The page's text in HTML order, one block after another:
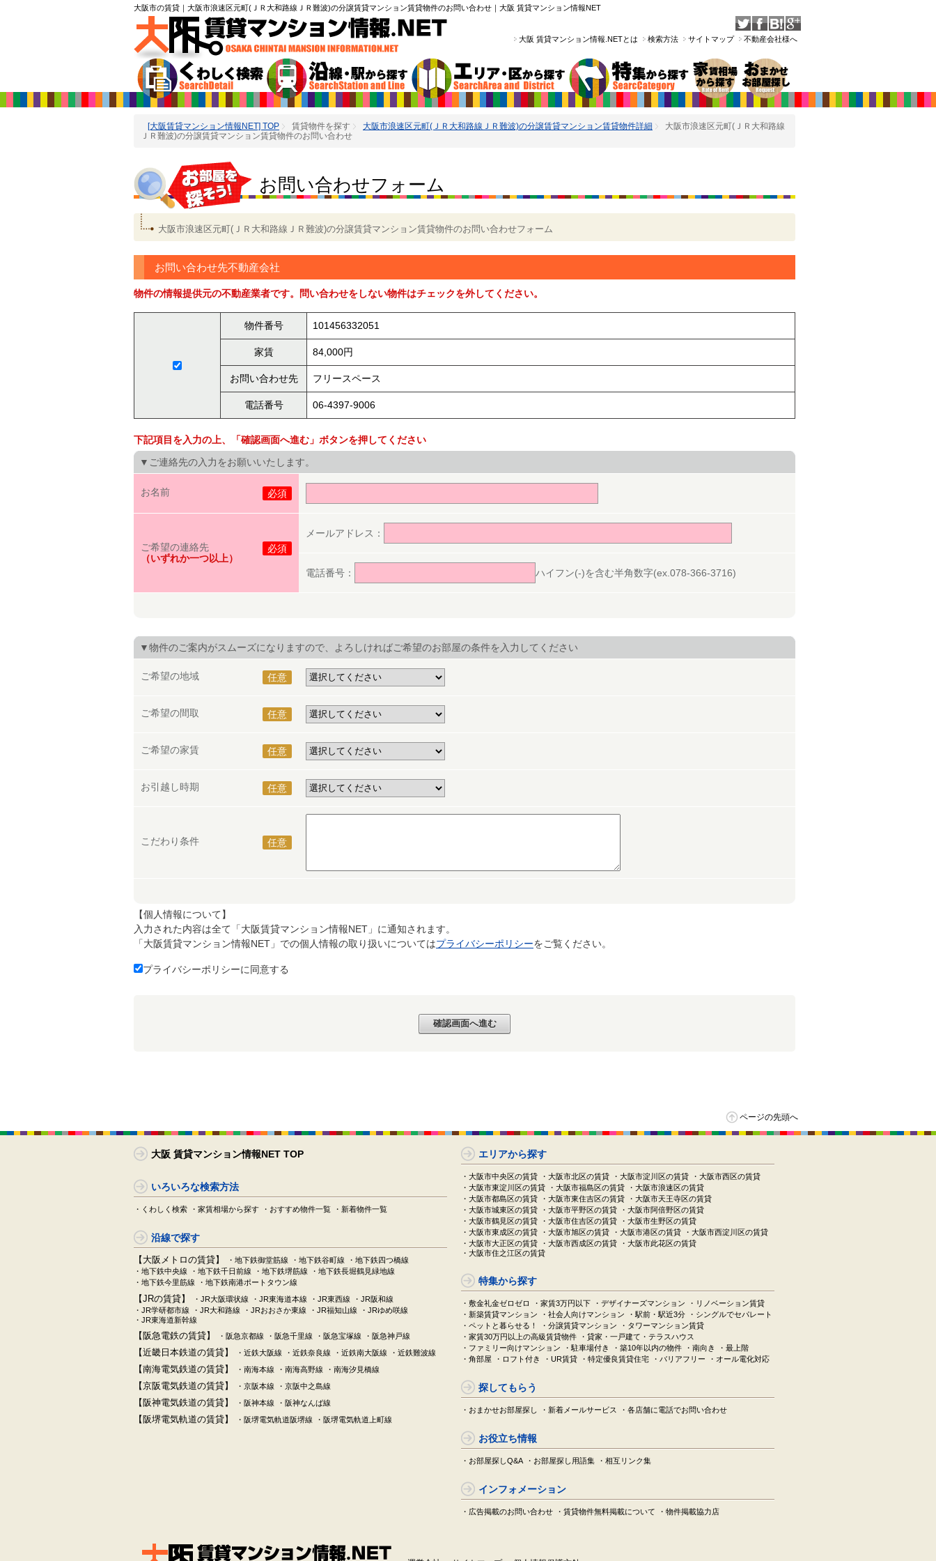
大阪市の賃貸 ｜大阪市浪速区元町(ＪＲ大和路線ＪＲ難波)の分譲賃貸マンション賃貸物件のお問い合わせ｜大阪 賃貸マンション情報NET
大阪 賃貸マンション情報.NETとは 検索方法 サイトマップ 不動産会社様へ
[大阪賃貸マンション情報NET] TOP 賃貸物件を探す 大阪市浪速区元町(ＪＲ大和路線ＪＲ難波)の分譲賃貸マンション賃貸物件詳細
大阪市浪速区元町(ＪＲ大和路線
ＪＲ難波)の分譲賃貸マンション賃貸物件のお問い合わせ
お問い合わせフォーム
大阪市浪速区元町(ＪＲ大和路線ＪＲ難波)の分譲賃貸マンション賃貸物件のお問い合わせフォーム
お問い合わせ先不動産会社
物件の情報提供元の不動産業者です。問い合わせをしない物件はチェックを外してください。
物件番号 101456332051
家賃 84,000円
お問い合わせ先 フリースペース
電話番号 06-4397-9006
下記項目を入力の上、「確認画面へ進む」ボタンを押してください
▼ご連絡先の入力をお願いいたします。
お名前 必須
ご希望の連絡先
必須
（いずれか一つ以上）
メールアドレス：
電話番号： ハイフン(-)を含む半角数字(ex.078-366-3716)
▼物件のご案内がスムーズになりますので、よろしければご希望のお部屋の条件を入力してください
ご希望の地域 任意
ご希望の間取 任意
ご希望の家賃 任意
お引越し時期 任意
こだわり条件 任意
【個人情報について】
入力された内容は全て「大阪賃貸マンション情報NET」に通知されます。
「大阪賃貸マンション情報NET」での個人情報の取り扱いについてはプライバシーポリシーをご覧ください。
プライバシーポリシーに同意する
ページの先頭へ
大阪 賃貸マンション情報NET TOP
いろいろな検索方法
・くわしく検索 ・家賃相場から探す ・おすすめ物件一覧 ・新着物件一覧
沿線で探す
【大阪メトロの賃貸】 ・地下鉄御堂筋線 ・地下鉄谷町線
・地下鉄四つ橋線
・地下鉄中央線
・地下鉄千日前線 ・地下鉄堺筋線
・地下鉄長堀鶴見緑地線
・地下鉄今里筋線
・地下鉄南港ポートタウン線
【JRの賃貸】 ・JR大阪環状線 ・JR東海道本線 ・JR東西線
・JR阪和線
・JR学研都市線
・JR大和路線 ・JRおおさか東線 ・JR福知山線
・JRゆめ咲線
・JR東海道新幹線
【阪急電鉄の賃貸】 ・阪急京都線 ・阪急千里線 ・阪急宝塚線 ・阪急神戸線
【近畿日本鉄道の賃貸】 ・近鉄大阪線 ・近鉄奈良線 ・近鉄南大阪線 ・近鉄難波線
【南海電気鉄道の賃貸】 ・南海本線 ・南海高野線 ・南海汐見橋線
【京阪電気鉄道の賃貸】 ・京阪本線 ・京阪中之島線
【阪神電気鉄道の賃貸】 ・阪神本線 ・阪神なんば線
【阪堺電気軌道の賃貸】 ・阪堺電気軌道阪堺線 ・阪堺電気軌道上町線
エリアから探す
・大阪市中央区の賃貸 ・大阪市北区の賃貸 ・大阪市淀川区の賃貸
・大阪市西区の賃貸
・大阪市東淀川区の賃貸
・大阪市福島区の賃貸
・大阪市浪速区の賃貸
・大阪市都島区の賃貸
・大阪市東住吉区の賃貸
・大阪市天王寺区の賃貸
・大阪市城東区の賃貸
・大阪市平野区の賃貸
・大阪市阿倍野区の賃貸
・大阪市鶴見区の賃貸
・大阪市住吉区の賃貸
・大阪市生野区の賃貸
・大阪市東成区の賃貸
・大阪市旭区の賃貸 ・大阪市港区の賃貸
・大阪市西淀川区の賃貸
・大阪市大正区の賃貸
・大阪市西成区の賃貸
・大阪市此花区の賃貸
・大阪市住之江区の賃貸
特集から探す
・敷金礼金ゼロゼロ ・家賃3万円以下 ・デザイナーズマンション
・リノベーション賃貸
・新築賃貸マンション
・社会人向けマンション ・駅前・駅近3分
・シングルでセパレート
・ペットと暮らせる！
・分譲賃貸マンション
・タワーマンション賃貸
・家賃30万円以上の高級賃貸物件
・貸家・一戸建て・テラスハウス
・ファミリー向けマンション
・駐車場付き ・築10年以内の物件 ・南向き
・最上階
・角部屋
・ロフト付き ・UR賃貸 ・特定優良賃貸住宅 ・バリアフリー ・オール電化対応
探してもらう
・おまかせお部屋探し ・新着メールサービス ・各店舗に電話でお問い合わせ
お役立ち情報
・お部屋探しQ&A ・お部屋探し用語集 ・相互リンク集
インフォメーション
・広告掲載のお問い合わせ ・賃貸物件無料掲載について ・物件掲載協力店